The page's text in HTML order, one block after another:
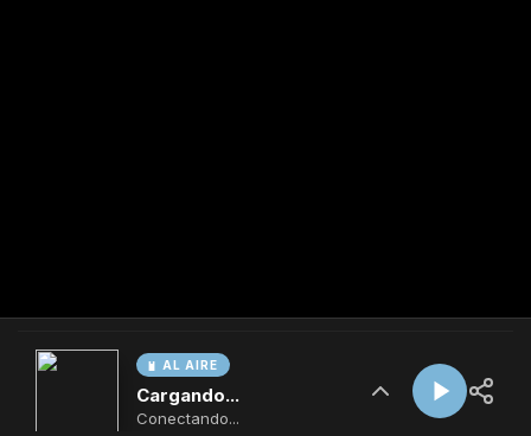
AL AIRE
Cargando...
Conectando...